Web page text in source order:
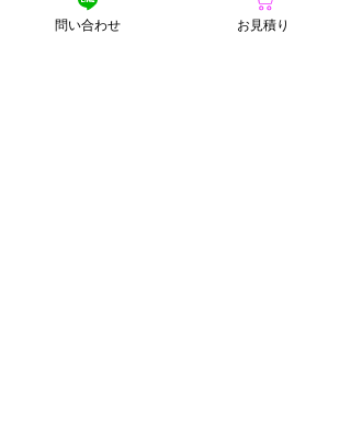
パソコンの不調は、部品の問題だけで
問い合わせ お見積り